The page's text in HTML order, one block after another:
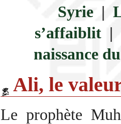
Syrie |
s’affaiblit|
naissance
Ali, le
Le prophète